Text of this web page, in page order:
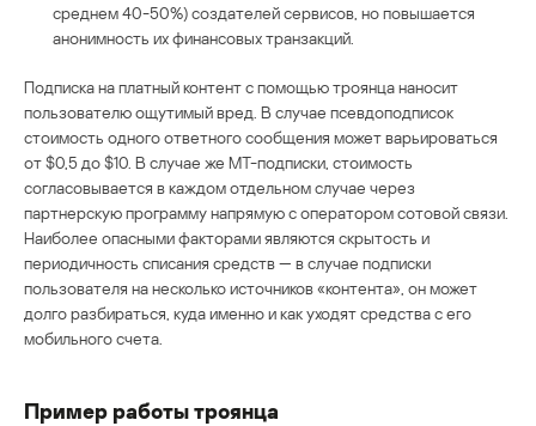
среднем 40-50%) создателей сервисов, но повышается
анонимность их финансовых транзакций.
Подписка на платный контент с помощью троянца наносит
пользователю ощутимый вред. В случае псевдоподписок
стоимость одного ответного сообщения может варьироваться
от $0,5 до $10. В случае же МТ-подписки, стоимость
согласовывается в каждом отдельном случае через
партнерскую программу напрямую с оператором сотовой связи.
Наиболее опасными факторами являются скрытость и
периодичность списания средств — в случае подписки
пользователя на несколько источников «контента», он может
долго разбираться, куда именно и как уходят средства с его
мобильного счета.
Пример работы троянца